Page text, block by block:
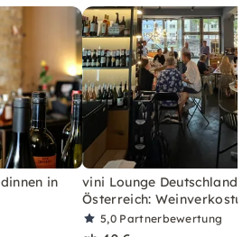
in
vini Lounge Deutschland
Österreich:
5,0 Partnerbewertung